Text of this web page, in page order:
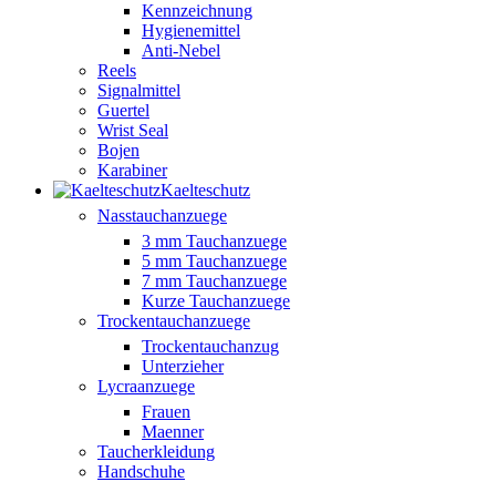
Kennzeichnung
Hygienemittel
Anti-Nebel
Reels
Signalmittel
Guertel
Wrist Seal
Bojen
Karabiner
Kaelteschutz
Nasstauchanzuege
3 mm Tauchanzuege
5 mm Tauchanzuege
7 mm Tauchanzuege
Kurze Tauchanzuege
Trockentauchanzuege
Trockentauchanzug
Unterzieher
Lycraanzuege
Frauen
Maenner
Taucherkleidung
Handschuhe